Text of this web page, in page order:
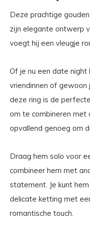
Deze prachtige
zijn elegante ontwerp
voegt hij een vleugje
Of je nu een date
vriendinnen of gewoon
deze ring is de
om te combineren met
opvallend genoeg om
Draag hem solo voor
combineer hem met
statement. Je kunt
delicate ketting met
romantische touch.